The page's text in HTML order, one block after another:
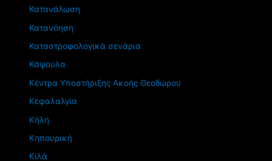
Κατανάλωση
Κατανόηση
Καταστροφολογικά σενάρια
Κάψουλα
Κέντρα Υποστήριξης Ακοής Θεοδώρου
Κεφαλαλγία
Κήλη
Κηπουρική
Κιλά